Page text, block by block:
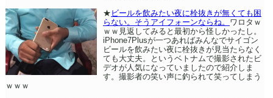
★ ビールを飲みたい夜に栓抜きが無くても困
らない。そうアイフォーンならね。 ワロタｗ
ｗｗ見返してみると最初から怪しかったし。
iPhone7Plusが一つあればみんなでサイゴン
ビールを飲みたい夜に栓抜きが見当たらなく
ても大丈夫。というベトナムで撮影されたビ
デオが人気になっていましたので紹介しま
す。撮影者の笑い声に釣られて笑ってしまう
ｗｗｗ